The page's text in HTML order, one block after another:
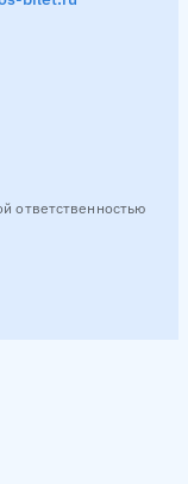
ответственностью